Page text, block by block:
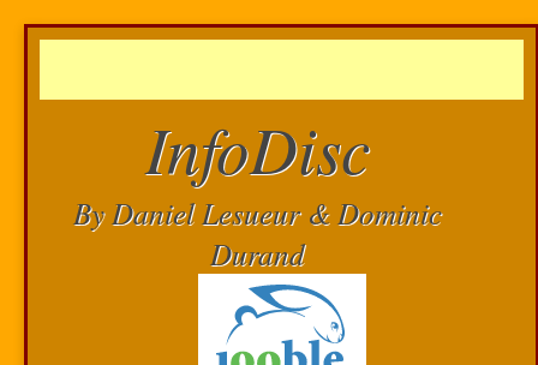
InfoDisc
By Daniel Lesueur & Dominic
Durand